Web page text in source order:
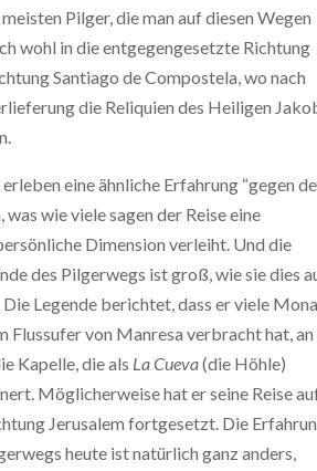
Pilger, die man auf diesen Wegen
wohl in die entgegengesetzte Richtung
Santiago de Compostela, wo nach
die Reliquien des Heiligen
eine ähnliche Erfahrung “gegen
was wie viele sagen der Reise eine
Dimension verleiht. Und die
des Pilgerwegs ist groß, wie sie dies
Legende berichtet, dass er viele
Flussufer von Manresa verbracht hat, an
Kapelle, die als La Cueva(die Höhle)
Möglicherweise hat er seine Reise
Jerusalem fortgesetzt. Die
heute ist natürlich ganz anders,